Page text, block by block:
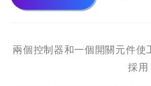
兩個控制器和一個開關元件使
採用